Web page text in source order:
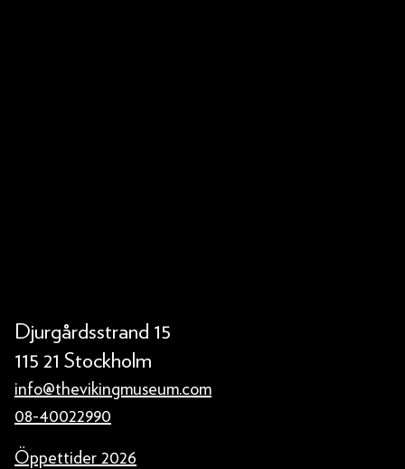
Djurgårdsstrand 15
115 21 Stockholm
info@thevikingmuseum.com
08-40022990
Öppettider 2026